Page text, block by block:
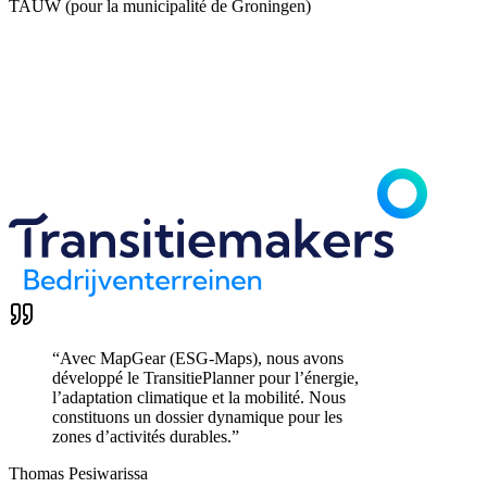
TAUW (pour la municipalité de Groningen)
“Avec MapGear (ESG-Maps), nous avons
développé le TransitiePlanner pour l’énergie,
l’adaptation climatique et la mobilité. Nous
constituons un dossier dynamique pour les
zones d’activités durables.”
Thomas Pesiwarissa